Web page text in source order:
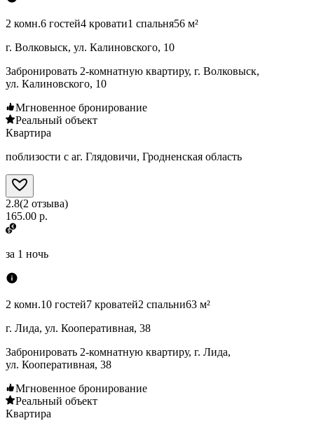
2 комн.6 гостей4 кровати1 спальня56 м²
г. Волковыск, ул. Калиновского, 10
Забронировать 2-комнатную квартиру, г. Волковыск,
ул. Калиновского, 10
Мгновенное бронирование
Реальный объект
Квартира
поблизости с аг. Глядовичи, Гродненская область
2.8(2 отзыва)
165.00 р.
за 1 ночь
2 комн.10 гостей7 кроватей2 спальни63 м²
г. Лида, ул. Кооперативная, 38
Забронировать 2-комнатную квартиру, г. Лида,
ул. Кооперативная, 38
Мгновенное бронирование
Реальный объект
Квартира